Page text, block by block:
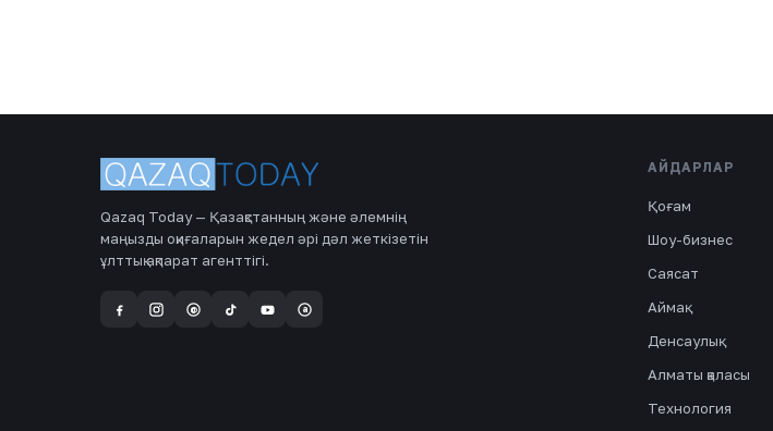
Qazaq Today — Қазақстанның және әлемнің
маңызды оқиғаларын жедел әрі дәл жеткізетін
ұлттық ақпарат агенттігі.
@ a
АЙДАРЛАР
Қоғам
Шоу-бизнес
Саясат
Аймақ
Денсаулық
Алматы қаласы
Технология